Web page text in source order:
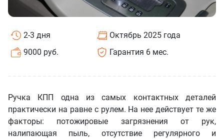
2-3 дня
9000 руб.
Октябрь 2025 года
Гарантия 6 мес.
Ручка КПП одна из самых контактных деталей
практически на равне с рулем. На нее действует те же
факторы: потожировые загрязнения от рук,
налипающая пыль, отсутствие регулярного и